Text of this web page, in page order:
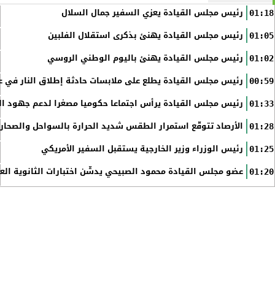
01:18 رئيس مجلس القيادة يعزي السفير جمال السلال
01:05 رئيس مجلس القيادة يهنئ بذكرى استقلال الفلبين
01:02 رئيس مجلس القيادة يهنئ باليوم الوطني الروسي
00:59 رئيس مجلس القيادة يطلع على ملابسات حادثة إطلاق النار في
01:33 رئيس مجلس القيادة يرأس اجتماعا حكوميا مصغرا لدعم جهود
01:28 الأرصاد تتوقّع استمرار الطقس شديد الحرارة بالسواحل
01:25 رئيس الوزراء وزير الخارجية يستقبل السفير الأمريكي
01:20 عضو مجلس القيادة محمود الصبيحي يدشّن اختبارات الثانوية